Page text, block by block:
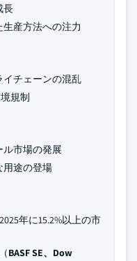
長
産方法への注力
イチェーンの混乱
規制
市場の発展
用途の登場
年に15.2%以上の市
BASF SE、Dow